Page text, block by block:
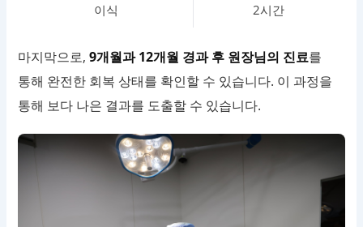
이식 2시간
마지막으로,9개월과 12개월 경과 후 원장님의 진료를
통해 완전한 회복 상태를 확인할 수 있습니다. 이 과정을
통해 보다 나은 결과를 도출할 수 있습니다.